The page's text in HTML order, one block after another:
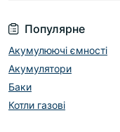
Популярне
Акумулюючі ємності
Акумулятори
Баки
Котли газові